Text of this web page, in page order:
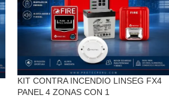
KIT CONTRA INCENDIO LINSEG FX4
PANEL 4 ZONAS CON 1